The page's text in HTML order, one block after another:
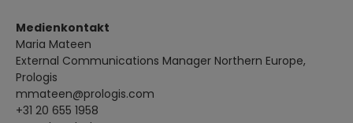
Medienkontakt
Maria Mateen
External Communications Manager Northern Europe,
Prologis
mmateen@prologis.com
+31 20 655 1958